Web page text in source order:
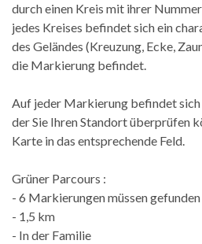
durch einen Kreis mit ihrer
jedes Kreises befindet sich ein
des Geländes (Kreuzung, Ecke,
die Markierung befindet.
Auf jeder Markierung befindet sich
der Sie Ihren Standort überprüfen
Karte in das entsprechende Feld.
Grüner Parcours :
- 6 Markierungen müssen
- 1,5 km
- In der Familie